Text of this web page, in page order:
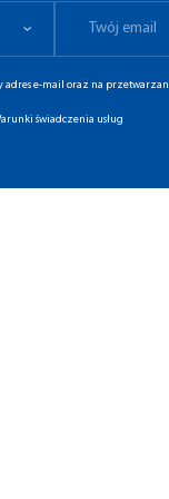
e-mail oraz na
świadczenia usług